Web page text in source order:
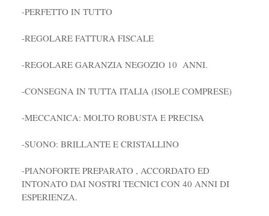
-PERFETTO IN TUTTO
-REGOLARE FATTURA FISCALE
-REGOLARE GARANZIA NEGOZIO 10 ANNI.
-CONSEGNA IN TUTTA ITALIA (ISOLE COMPRESE)
-MECCANICA: MOLTO ROBUSTA E PRECISA
-SUONO: BRILLANTE E CRISTALLINO
-PIANOFORTE PREPARATO , ACCORDATO ED
INTONATO DAI NOSTRI TECNICI CON 40 ANNI DI
ESPERIENZA.